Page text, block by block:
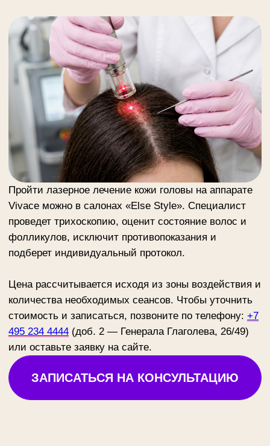
Косметология Массаж
Контакты
Маршала Тухачевского, 37/21
м. Октябрьское поле
ежедневно 10.00 - 22.00
+ 7 (495) 234-4444 доб.1